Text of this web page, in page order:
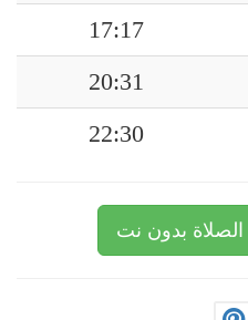
17:17
20:31
22:30
بدون نت